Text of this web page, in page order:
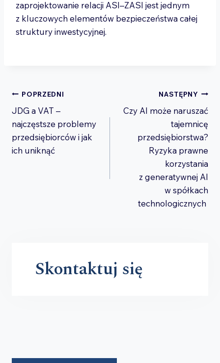
zaprojektowanie relacji ASI–ZASI jest jednym
z kluczowych elementów bezpieczeństwa całej
struktury inwestycyjnej.
Nawigacja
wpisu
POPRZEDNI
JDG a VAT –
najczęstsze problemy
przedsiębiorców i jak
ich uniknąć
NASTĘPNY
Czy AI może naruszać
tajemnicę
przedsiębiorstwa?
Ryzyka prawne
korzystania
z generatywnej AI
w spółkach
technologicznych
Skontaktuj się